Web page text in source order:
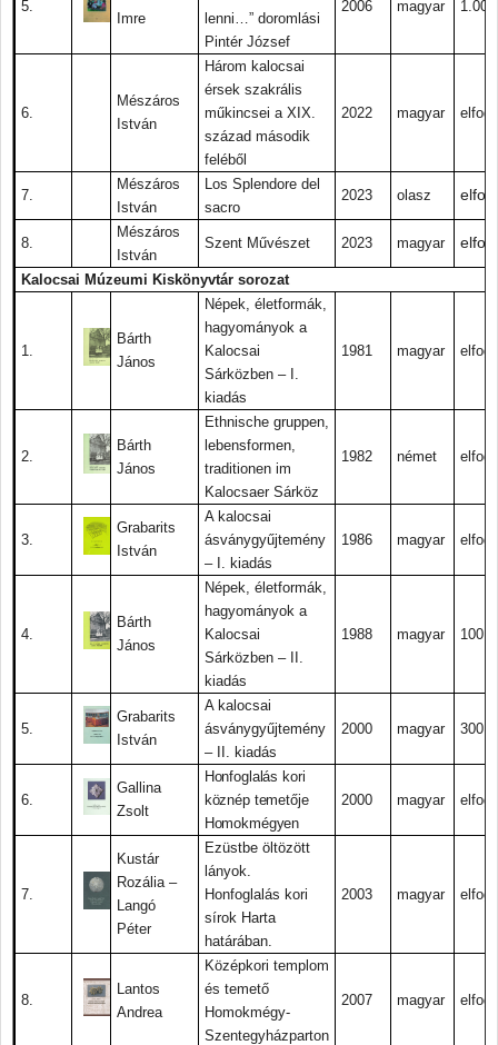
5.
Imre
lenni…” doromlási
Pintér József
2006 magyar
6.
Mészáros
István
Három kalocsai
érsek szakrális
műkincsei a XIX.
század második
feléből
2022 magyar
7.
Mészáros
István
Los Splendore del
sacro
2023 olasz
8.
Mészáros
István
Szent Művészet 2023 magyar
Kalocsai Múzeumi Kiskönyvtár sorozat
1.
Bárth
János
Népek, életformák,
hagyományok a
Kalocsai
Sárközben – I.
kiadás
1981 magyar
2.
Bárth
János
Ethnische gruppen,
lebensformen,
traditionen im
Kalocsaer Sárköz
1982 német
3.
Grabarits
István
A kalocsai
ásványgyűjtemény
– I. kiadás
1986 magyar
4.
Bárth
János
Népek, életformák,
hagyományok a
Kalocsai
Sárközben – II.
kiadás
1988 magyar 100.-
5.
Grabarits
István
A kalocsai
ásványgyűjtemény
– II. kiadás
2000 magyar 300.-
6.
Gallina
Zsolt
Honfoglalás kori
köznép temetője
Homokmégyen
2000 magyar
7.
Kustár
Rozália –
Langó
Péter
Ezüstbe öltözött
lányok.
Honfoglalás kori
sírok Harta
határában.
2003 magyar
8.
Lantos
Andrea
Középkori templom
és temető
Homokmégy-
Szentegyházparton
2007 magyar